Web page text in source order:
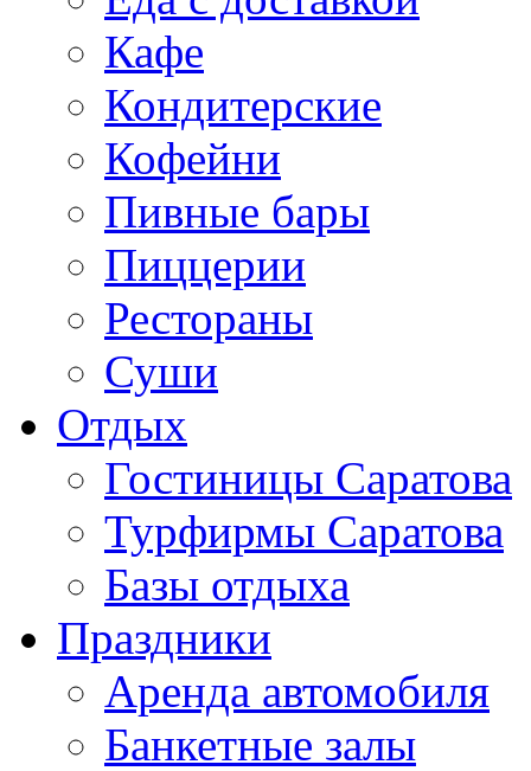
Кафе
Кондитерские
Кофейни
Пивные бары
Пиццерии
Рестораны
Суши
Отдых
Гостиницы Саратова
Турфирмы Саратова
Базы отдыха
Праздники
Аренда автомобиля
Банкетные залы